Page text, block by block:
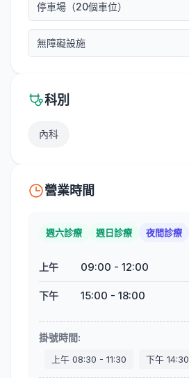
停車場（20個車位）
無障礙設施
科別
內科
營業時間
週六診療 週日診療 夜間診療
上午 09:00 - 12:00
下午 15:00 - 18:00
掛號時間:
上午 08:30 - 11:30 下午 14:30